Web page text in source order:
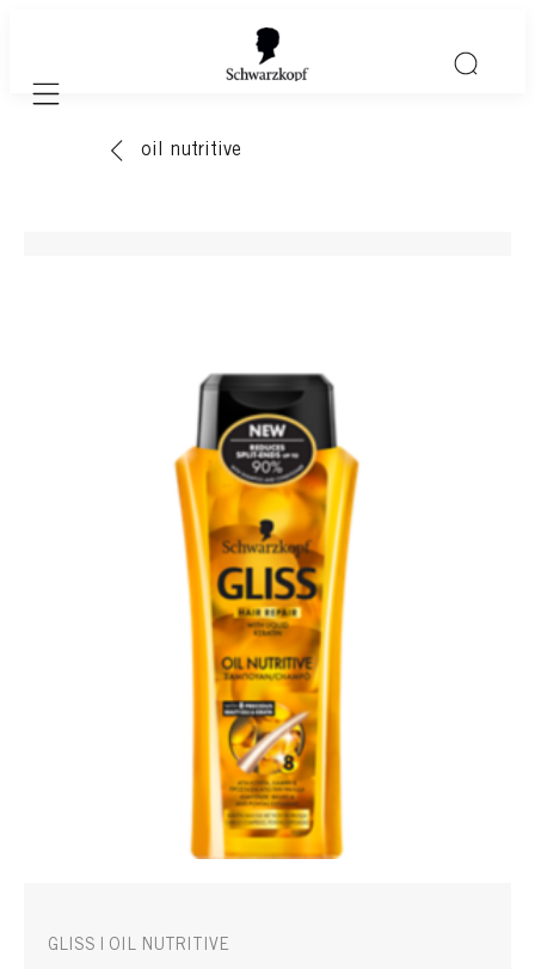
Mobile navigation
oil nutritive
GLISS | OIL NUTRITIVE